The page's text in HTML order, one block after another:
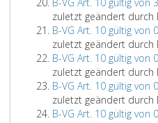
zuletzt geändert durch
B-VG Art. 10 gültig von
zuletzt geändert durch
B-VG Art. 10 gültig von
zuletzt geändert durch
B-VG Art. 10 gültig von
zuletzt geändert durch
B-VG Art. 10 gültig von